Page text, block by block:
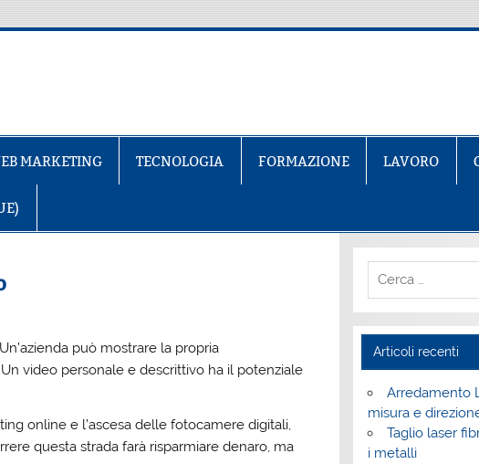
MARKETING TECNOLOGIA FORMAZIONE LAVORO
può mostrare la propria
video personale e descrittivo ha il potenziale
online e l’ascesa delle fotocamere digitali,
questa strada farà risparmiare denaro, ma
Articoli recenti
Arredamento
misura e
Taglio laser
i metalli